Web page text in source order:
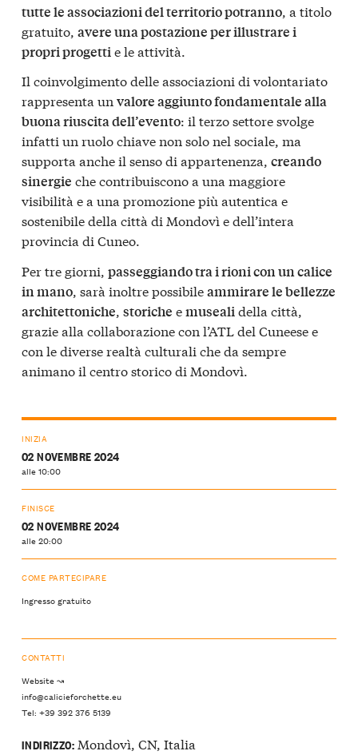
tutte le associazioni del territorio potranno, a titolo
gratuito, avere una postazione per illustrare i
propri progettie le attività.
Il coinvolgimento delle associazioni di volontariato
rappresenta un valore aggiunto fondamentale alla
buona riuscita dell’evento: il terzo settore svolge
infatti un ruolo chiave non solo nel sociale, ma
supporta anche il senso di appartenenza, creando
sinergie che contribuiscono a una maggiore
visibilità e a una promozione più autentica e
sostenibile della città di Mondovì e dell’intera
provincia di Cuneo.
Per tre giorni, passeggiando tra i rioni con un calice
in mano, sarà inoltre possibileammirare le bellezze
architettoniche, storiche emusealidella città,
grazie alla collaborazione con l’ATL del Cuneese e
con le diverse realtà culturali che da sempre
animano il centro storico di Mondovì.
INIZIA
02 NOVEMBRE 2024
alle 10:00
FINISCE
02 NOVEMBRE 2024
alle 20:00
COME PARTECIPARE
Ingresso gratuito
CONTATTI
Website ↝
info@calicieforchette.eu
Tel: +39 392 376 5139
INDIRIZZO:Mondovì, CN, Italia